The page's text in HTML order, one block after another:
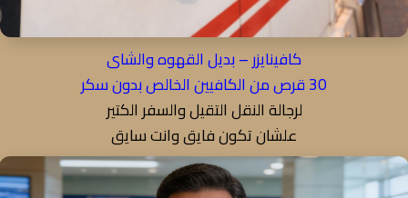
كافينايزر – بديل القهوه والشاى
30 قرص من الكافيين الخالص بدون سكر
لرجالة النقل التقيل والسفر الكتير
علشان تكون فايق وانت سايق